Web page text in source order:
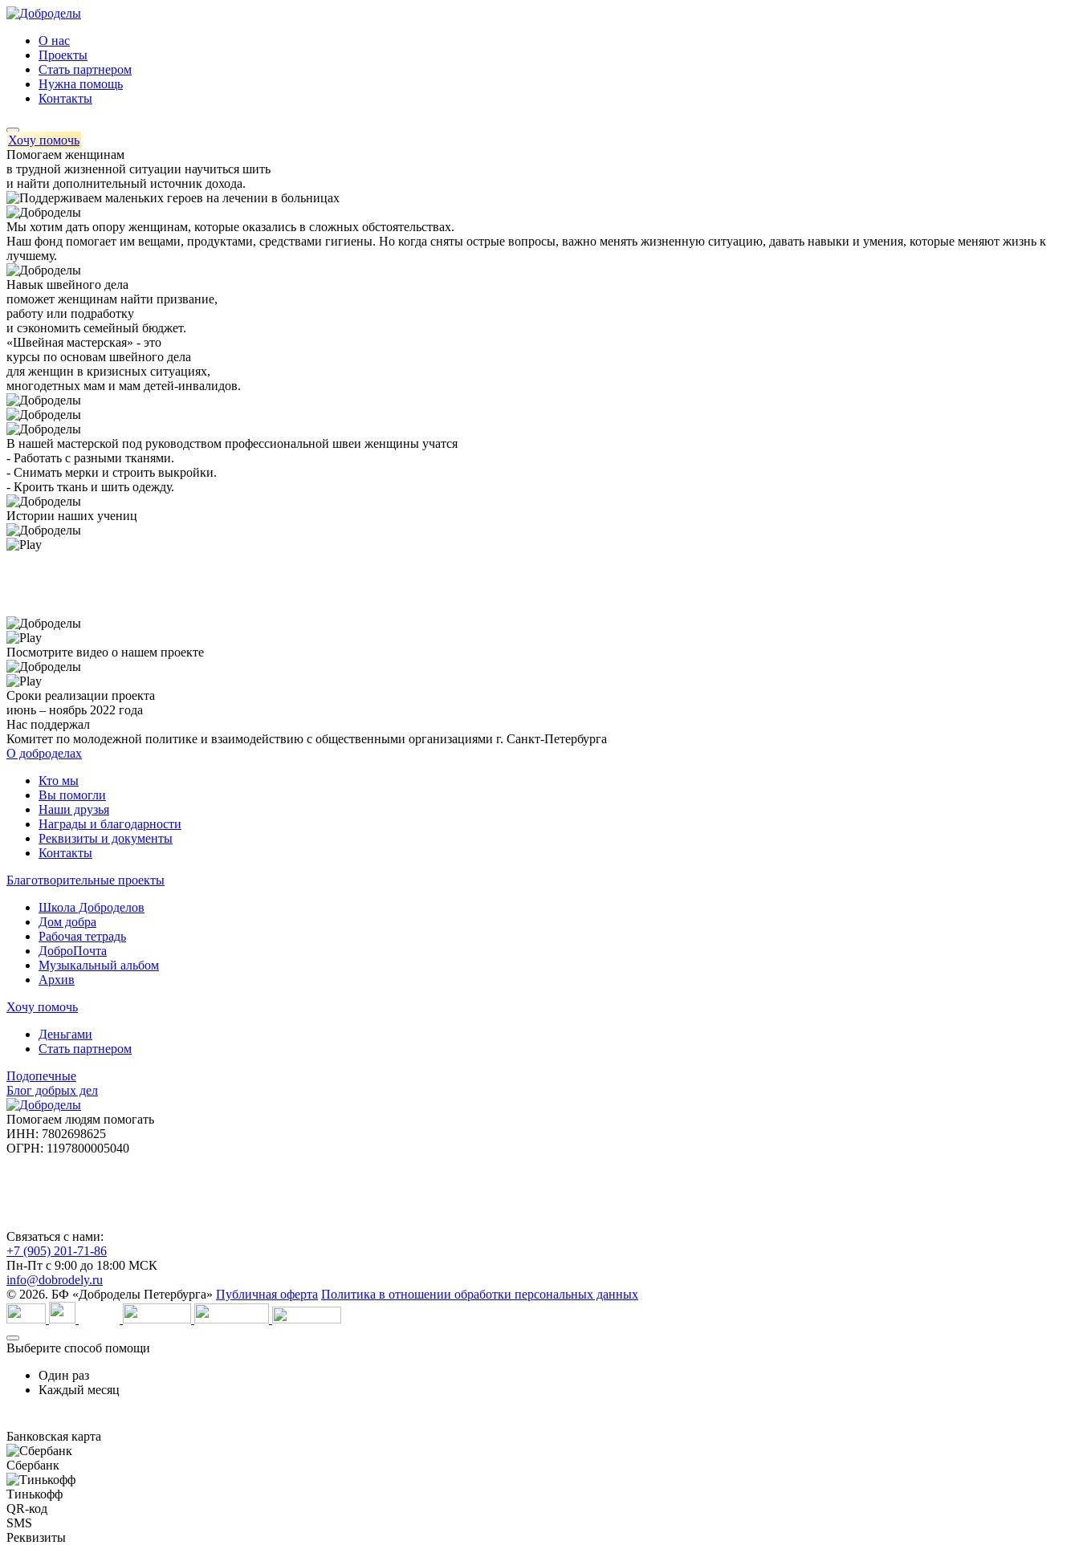
О нас
Проекты
Стать партнером
Нужна помощь
Контакты
Хочу помочь
Помогаем женщинам
в трудной жизненной ситуации научиться шить
и найти дополнительный источник дохода.
Мы хотим дать опору женщинам, которые оказались в сложных обстоятельствах.
Наш фонд помогает им вещами, продуктами, средствами гигиены. Но когда сняты острые вопросы, важно менять жизненную ситуацию, давать навыки и умения, которые меняют жизнь к
лучшему.
Навык швейного дела
поможет женщинам найти призвание,
работу или подработку
и сэкономить семейный бюджет.
«Швейная мастерская» - это
курсы по основам швейного дела
для женщин в кризисных ситуациях,
многодетных мам и мам детей-инвалидов.
В нашей мастерской под руководством профессиональной швеи женщины учатся
- Работать с разными тканями.
- Снимать мерки и строить выкройки.
- Кроить ткань и шить одежду.
Истории наших учениц
Посмотрите видео о нашем проекте
Сроки реализации проекта
июнь – ноябрь 2022 года
Нас поддержал
Комитет по молодежной политике и взаимодействию с общественными организациями г. Санкт-Петербурга
О доброделах
Кто мы
Вы помогли
Наши друзья
Награды и благодарности
Реквизиты и документы
Контакты
Благотворительные проекты
Школа Доброделов
Дом добра
Рабочая тетрадь
ДоброПочта
Музыкальный альбом
Архив
Хочу помочь
Деньгами
Стать партнером
Подопечные
Блог добрых дел
Помогаем людям помогать
ИНН: 7802698625
ОГРН: 1197800005040
Связаться с нами:
+7 (905) 201-71-86
Пн-Пт с 9:00 до 18:00 МСК
info@dobrodely.ru
© 2026. БФ «Доброделы Петербурга» Публичная оферта Политика в отношении обработки персональных данных
Выберите способ помощи
Один раз
Каждый месяц
Банковская карта
Сбербанк
Тинькофф
QR-код
SMS
Реквизиты